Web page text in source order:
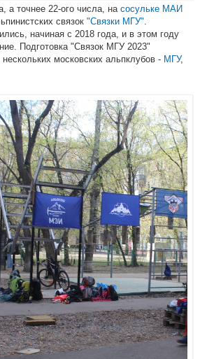
а точнее 22-ого числа, на сосульке МАИ
связок "Связки МГУ"
начиная с 2018 года, и в этом году
Подготовка "Связок МГУ 2023"
московских альпклубов - МГУ,